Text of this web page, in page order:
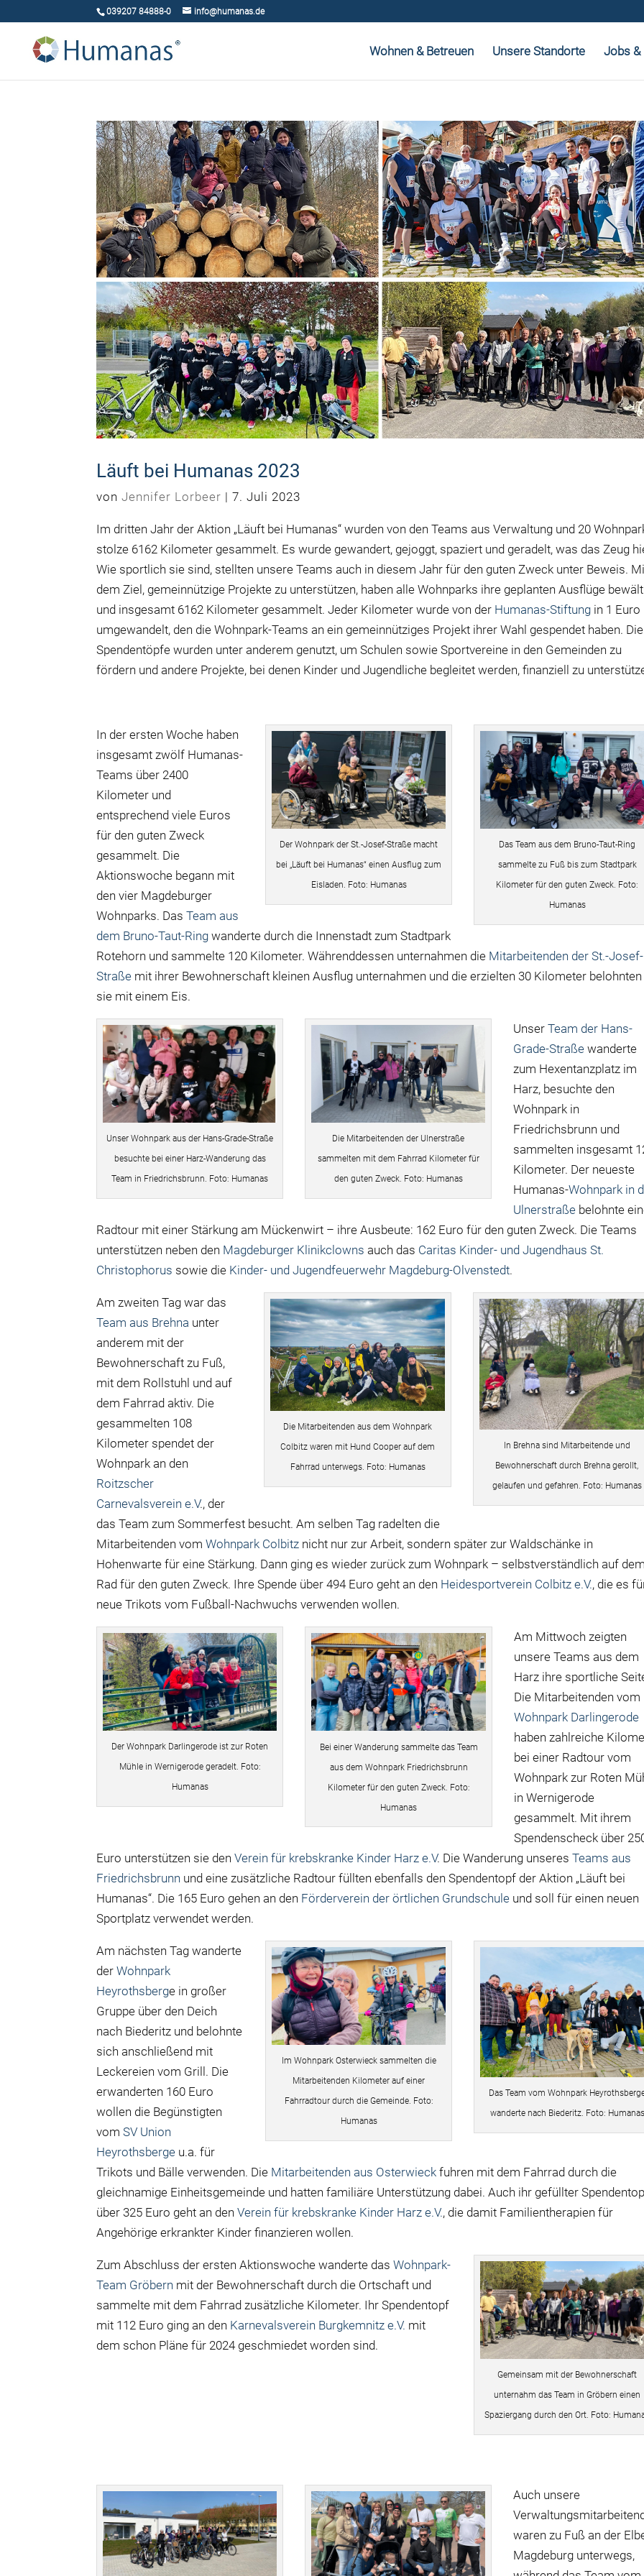
039207 84888-0 info@humanas.de
Wohnen & Betreuen Unsere Standorte Jobs &
Läuft bei Humanas 2023
vonJennifer Lorbeer |7. Juli 2023
Im dritten Jahr der Aktion „Läuft bei Humanas“ wurden von den Teams aus Verwaltung und 20
stolze 6162 Kilometer gesammelt. Es wurde gewandert, gejoggt, spaziert und geradelt, was das Zeug
Wie sportlich sie sind, stellten unsere Teams auch in diesem Jahr für den guten Zweck unter Beweis.
dem Ziel, gemeinnützige Projekte zu unterstützen, haben alle Wohnparks ihre geplanten Ausflüge
und insgesamt 6162 Kilometer gesammelt. Jeder Kilometer wurde von der Humanas-Stiftung in 1 Euro
umgewandelt, den die Wohnpark-Teams an ein gemeinnütziges Projekt ihrer Wahl gespendet haben. Die
Spendentöpfe wurden unter anderem genutzt, um Schulen sowie Sportvereine in den Gemeinden zu
fördern und andere Projekte, bei denen Kinder und Jugendliche begleitet werden, finanziell zu
Das Team aus dem Bruno-Taut-Ring
sammelte zu Fuß bis zum Stadtpark
Kilometer für den guten Zweck. Foto:
Humanas
Der Wohnpark der St.-Josef-Straße macht
bei „Läuft bei Humanas“ einen Ausflug zum
Eisladen. Foto: Humanas
In der ersten Woche haben
insgesamt zwölf Humanas-
Teams über 2400
Kilometer und
entsprechend viele Euros
für den guten Zweck
gesammelt. Die
Aktionswoche begann mit
den vier Magdeburger
Wohnparks. DasTeam aus
dem Bruno-Taut-Ring wanderte durch die Innenstadt zum Stadtpark
Rotehorn und sammelte 120 Kilometer. Währenddessen unternahmen die Mitarbeitenden der St.-Josef-
Straße mit ihrer Bewohnerschaft kleinen Ausflug unternahmen und die erzielten 30 Kilometer belohnten
sie mit einem Eis.
Unser Wohnpark aus der Hans-Grade-Straße
besuchte bei einer Harz-Wanderung das
Team in Friedrichsbrunn. Foto: Humanas
Die Mitarbeitenden der Ulnerstraße
sammelten mit dem Fahrrad Kilometer für
den guten Zweck. Foto: Humanas
UnserTeam der Hans-
Grade-Straße wanderte
zum Hexentanzplatz im
Harz, besuchte den
Wohnpark in
Friedrichsbrunn und
sammelten insgesamt
Kilometer. Der neueste
Humanas-Wohnpark in
Ulnerstraße belohnte
Radtour mit einer Stärkung am Mückenwirt – ihre Ausbeute: 162 Euro für den guten Zweck. Die Teams
unterstützen neben den Magdeburger Klinikclowns auch das Caritas Kinder- und Jugendhaus St.
Christophorus sowie die Kinder- und Jugendfeuerwehr Magdeburg-Olvenstedt.
In Brehna sind Mitarbeitende und
Bewohnerschaft durch Brehna gerollt,
gelaufen und gefahren. Foto: Humanas
Die Mitarbeitenden aus dem Wohnpark
Colbitz waren mit Hund Cooper auf dem
Fahrrad unterwegs. Foto: Humanas
Am zweiten Tag war das
Team aus Brehna unter
anderem mit der
Bewohnerschaft zu Fuß,
mit dem Rollstuhl und auf
dem Fahrrad aktiv. Die
gesammelten 108
Kilometer spendet der
Wohnpark an den
Roitzscher
Carnevalsverein e.V., der
das Team zum Sommerfest besucht. Am selben Tag radelten die
Mitarbeitenden vomWohnpark Colbitz nicht nur zur Arbeit, sondern später zur Waldschänke in
Hohenwarte für eine Stärkung. Dann ging es wieder zurück zum Wohnpark – selbstverständlich auf
Rad für den guten Zweck. Ihre Spende über 494 Euro geht an den Heidesportverein Colbitz e.V., die es
neue Trikots vom Fußball-Nachwuchs verwenden wollen.
Der Wohnpark Darlingerode ist zur Roten
Mühle in Wernigerode geradelt. Foto:
Humanas
Bei einer Wanderung sammelte das Team
aus dem Wohnpark Friedrichsbrunn
Kilometer für den guten Zweck. Foto:
Humanas
Am Mittwoch zeigten
unsere Teams aus dem
Harz ihre sportliche
Die Mitarbeitenden vom
Wohnpark Darlingerode
haben zahlreiche
bei einer Radtour vom
Wohnpark zur Roten
in Wernigerode
gesammelt. Mit ihrem
Spendenscheck über
Euro unterstützen sie den Verein für krebskranke Kinder Harz e.V. Die Wanderung unseresTeams aus
Friedrichsbrunn und eine zusätzliche Radtour füllten ebenfalls den Spendentopf der Aktion „Läuft bei
Humanas“. Die 165 Euro gehen an den Förderverein der örtlichen Grundschule und soll für einen neuen
Sportplatz verwendet werden.
Das Team vom Wohnpark
wanderte nach Biederitz. Foto: Humanas
Im Wohnpark Osterwieck sammelten die
Mitarbeitenden Kilometer auf einer
Fahrradtour durch die Gemeinde. Foto:
Humanas
Am nächsten Tag wanderte
derWohnpark
Heyrothsberge in großer
Gruppe über den Deich
nach Biederitz und belohnte
sich anschließend mit
Leckereien vom Grill. Die
erwanderten 160 Euro
wollen die Begünstigten
vomSV Union
Heyrothsberge u.a. für
Trikots und Bälle verwenden. Die Mitarbeitenden aus Osterwieck fuhren mit dem Fahrrad durch die
gleichnamige Einheitsgemeinde und hatten familiäre Unterstützung dabei. Auch ihr gefüllter
über 325 Euro geht an denVerein für krebskranke Kinder Harz e.V., die damit Familientherapien für
Angehörige erkrankter Kinder finanzieren wollen.
Gemeinsam mit der Bewohnerschaft
unternahm das Team in Gröbern einen
Spaziergang durch den Ort. Foto:
Zum Abschluss der ersten Aktionswoche wanderte dasWohnpark-
Team Gröbern mit der Bewohnerschaft durch die Ortschaft und
sammelte mit dem Fahrrad zusätzliche Kilometer. Ihr Spendentopf
mit 112 Euro ging an den Karnevalsverein Burgkemnitz e.V. mit
dem schon Pläne für 2024 geschmiedet worden sind.
Auch unsere
waren zu Fuß an der
Magdeburg unterwegs,